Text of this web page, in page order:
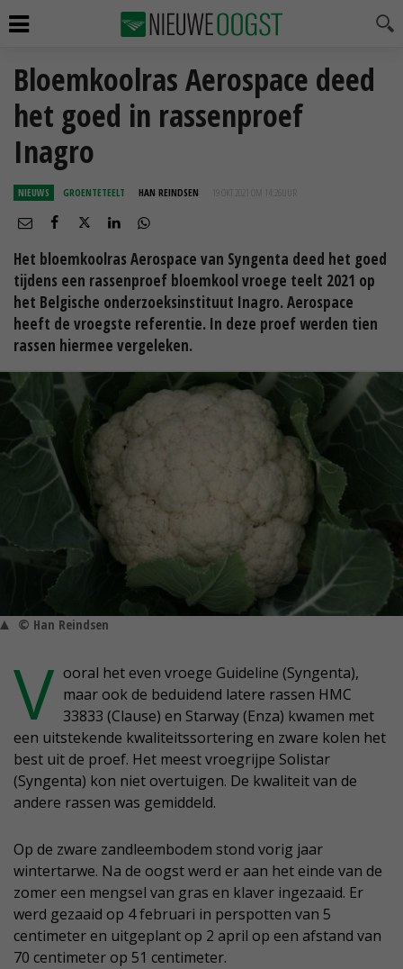
Bloemkoolras Aerospace deed
het goed in rassenproef
Inagro
NIEUWS GROENTETEELT HAN REINDSEN 19 OKT 2021 OM 14:26
Het bloemkoolras Aerospace van Syngenta deed het goed
tijdens een rassenproef bloemkool vroege teelt 2021 op
het Belgische onderzoeksinstituut Inagro. Aerospace
heeft de vroegste referentie. In deze proef werden tien
rassen hiermee vergeleken.
© Han Reindsen
V ooral het even vroege Guideline (Syngenta),
maar ook de beduidend latere rassen HMC
33833 (Clause) en Starway (Enza) kwamen met
een uitstekende kwaliteitssortering en zware kolen het
best uit de proef. Het meest vroegrijpe Solistar
(Syngenta) kon niet overtuigen. De kwaliteit van de
andere rassen was gemiddeld.
Op de zware zandleembodem stond vorig jaar
wintertarwe. Na de oogst werd er aan het einde van de
zomer een mengsel van gras en klaver ingezaaid. Er
werd gezaaid op 4 februari in perspotten van 5
centimeter en uitgeplant op 2 april op een afstand van
70 centimeter op 51 centimeter.